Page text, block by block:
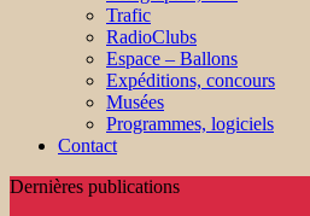
Trafic
RadioClubs
Espace – Ballons
Expéditions, concours
Musées
Programmes, logiciels
Contact
Dernières publications